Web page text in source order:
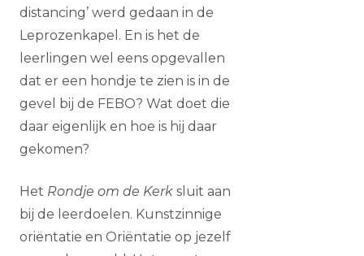
distancing’ werd gedaan in de
Leprozenkapel. En is het de
leerlingen wel eens opgevallen
dat er een hondje te zien is in de
gevel bij de FEBO? Wat doet die
daar eigenlijk en hoe is hij daar
gekomen?
Het Rondje om de Kerk sluit aan
bij de leerdoelen. Kunstzinnige
oriëntatie en Oriëntatie op jezelf